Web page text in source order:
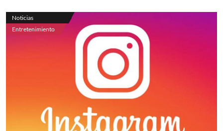
Noticias
Entretenimiento